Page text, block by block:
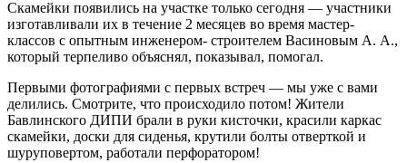
Скамейки появились на участке только сегодня — участники
изготавливали их в течение 2 месяцев во время мастер-
классов с опытным инженером- строителем Васиновым А. А.,
который терпеливо объяснял, показывал, помогал.
Первыми фотографиями с первых встреч — мы уже с вами
делились. Смотрите, что происходило потом! Жители
Бавлинского ДИПИ брали в руки кисточки, красили каркас
скамейки, доски для сиденья, крутили болты отверткой и
шуруповертом, работали перфоратором!